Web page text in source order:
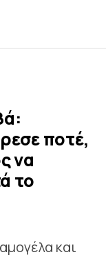
ποτέ,
να
το
και